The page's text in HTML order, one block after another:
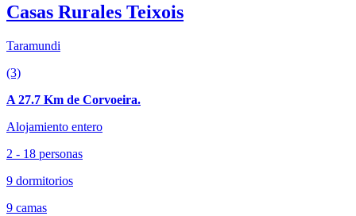
Casas Rurales Teixois
Taramundi
(3)
A 27.7 Km de Corvoeira.
Alojamiento entero
2 - 18 personas
9 dormitorios
9 camas